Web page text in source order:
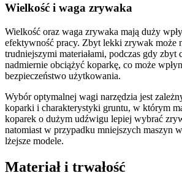
Wielkość i waga zrywaka
Wielkość oraz waga zrywaka mają duży
efektywność pracy. Zbyt lekki zrywak może
trudniejszymi materiałami, podczas gdy zbyt
nadmiernie obciążyć koparkę, co może
bezpieczeństwo użytkowania.
Wybór optymalnej wagi narzędzia jest
koparki i charakterystyki gruntu, w którym
koparek o dużym udźwigu lepiej wybrać
natomiast w przypadku mniejszych maszyn
lżejsze modele.
Materiał i trwałość